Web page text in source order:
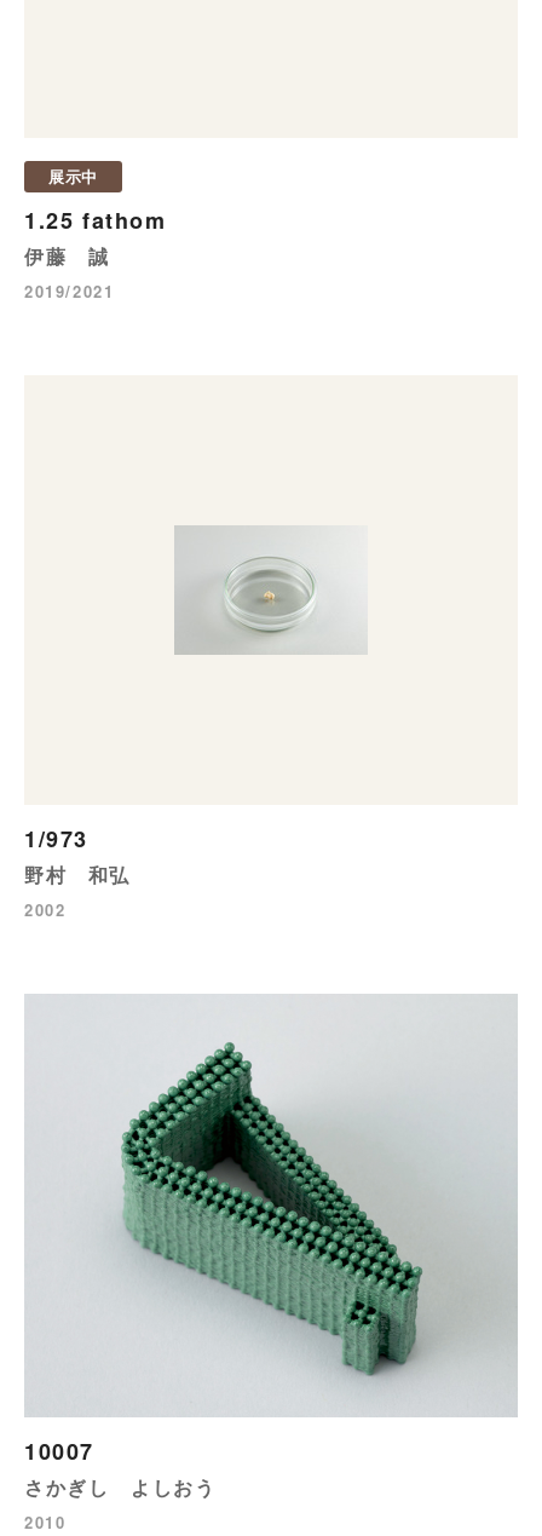
展示中
1.25 fathom
伊藤 誠
2019/2021
1/973
野村 和弘
2002
10007
さかぎし よしおう
2010